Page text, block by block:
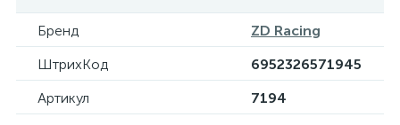
Бренд
ZD Racing
ШтрихКод
6952326571945
Артикул
7194